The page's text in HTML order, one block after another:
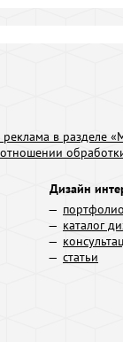
в разделе
Дизайн
каталог
статьи